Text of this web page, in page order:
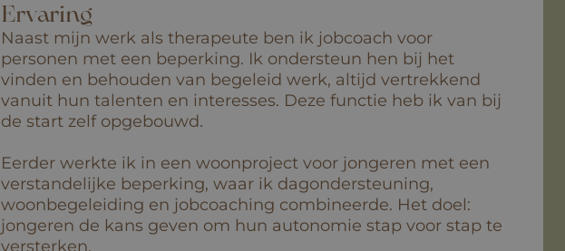
Ervaring
Naast mijn werk als therapeute ben ik jobcoach voor
personen met een beperking. Ik ondersteun hen bij het
vinden en behouden van begeleid werk, altijd vertrekkend
vanuit hun talenten en interesses. Deze functie heb ik van bij
de start zelf opgebouwd.
Eerder werkte ik in een woonproject voor jongeren met een
verstandelijke beperking, waar ik dagondersteuning,
woonbegeleiding en jobcoaching combineerde. Het doel:
jongeren de kans geven om hun autonomie stap voor stap te
versterken.